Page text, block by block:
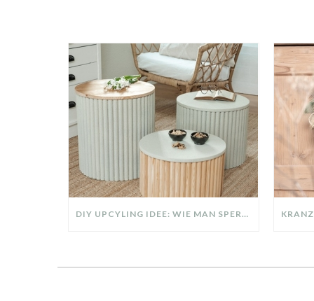
DIY UPCYLING IDEE: WIE MAN SPERRMÜLL IN EIN DESIGNER TEIL VERWANDELT